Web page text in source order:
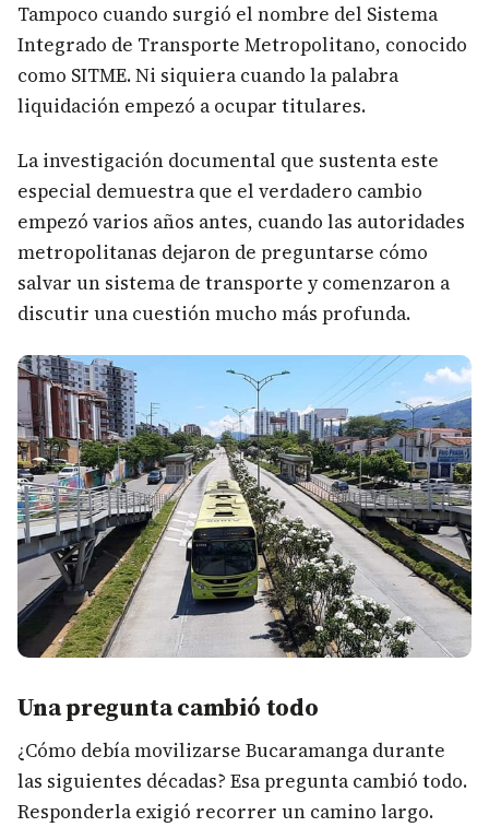
Tampoco cuando surgió el nombre del Sistema
Integrado de Transporte Metropolitano, conocido
como SITME. Ni siquiera cuando la palabra
liquidación empezó a ocupar titulares.
La investigación documental que sustenta este
especial demuestra que el verdadero cambio
empezó varios años antes, cuando las autoridades
metropolitanas dejaron de preguntarse cómo
salvar un sistema de transporte y comenzaron a
discutir una cuestión mucho más profunda.
Una pregunta cambió todo
¿Cómo debía movilizarse Bucaramanga durante
las siguientes décadas? Esa pregunta cambió todo.
Responderla exigió recorrer un camino largo.